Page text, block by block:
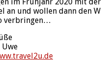
an und wollen dann den
verbringen…